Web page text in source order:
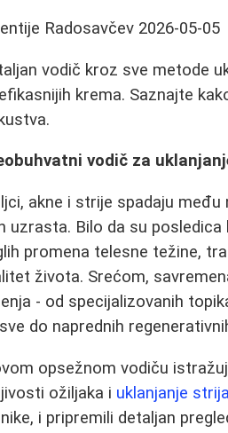
Radosavčev 2026-05-05
vodič kroz sve metode
krema. Saznajte
vodič za
akne i strije spadaju
uzrasta. Bilo da su
promena telesne težine,
života. Srećom,
- od specijalizovanih
do naprednih
opsežnom vodiču
ožiljaka i uklanjanje strija
i pripremili detaljan